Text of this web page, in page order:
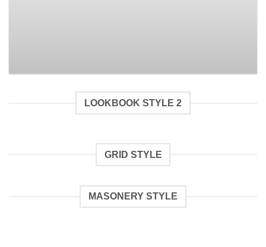
LOOKBOOK STYLE 2
GRID STYLE
MASONERY STYLE